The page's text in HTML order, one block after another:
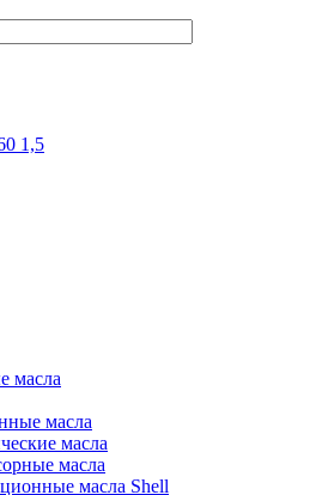
1,5
масла
масла
масла
масла
масла Shell